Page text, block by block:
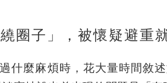
圈子」，被懷疑避重
什麼麻煩時，花大量時間敘